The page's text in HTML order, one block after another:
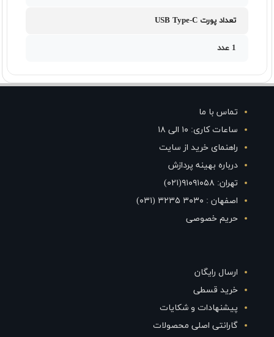
تعداد پورت USB Type-C
1 عدد
تماس با ما
ساعات کاری: ۱۰ الی ۱۸
راهنمای خرید از سایت
درباره بهینه پردازش
تهران: ۹۱۰۹۱۰۵۸(۰۲۱)
اصفهان : ۳۰۳۰ ۳۲۳۵ (۰۳۱)
حریم خصوصی
ارسال رایگان
خرید قسطی
پیشنهادات و شکایات
گارانتی اصلی محصولات